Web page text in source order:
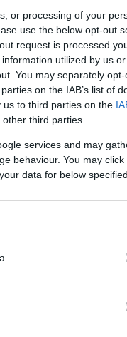
or processing of your
use the below opt-out
request is processed
utilized by us
You may separately
on the IAB’s list of
to third parties on the
third parties.
services and may
behaviour. You may
data for below
με τη Μαίρη
όταν ένα σοβαρό
έπιασε φωτιά το
αλλά